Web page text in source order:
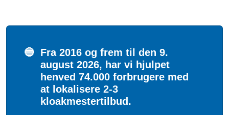
🔵 Fra 2016 og frem til den 9.
august 2026, har vi hjulpet
henved 74.000 forbrugere med
at lokalisere 2-3
kloakmestertilbud.